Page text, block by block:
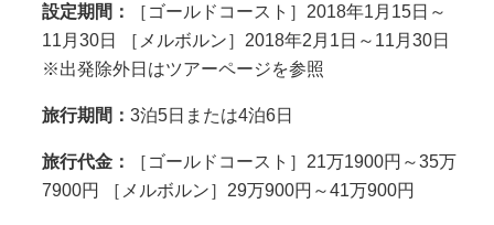
設定期間：
［ゴールドコースト］2018年1月15日～
11月30日 ［メルボルン］2018年2月1日～11月30日
※出発除外日はツアーページを参照
旅行期間： 3泊5日または4泊6日
旅行代金：
［ゴールドコースト］21万1900円～35万
7900円 ［メルボルン］29万900円～41万900円